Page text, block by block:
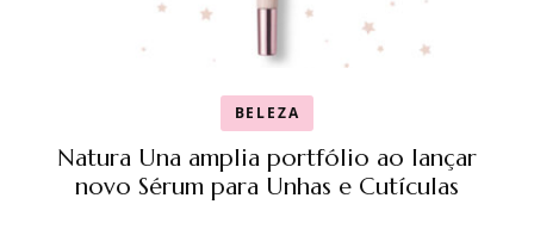
BELEZA
Natura Una amplia portfólio ao lançar
novo Sérum para Unhas e Cutículas